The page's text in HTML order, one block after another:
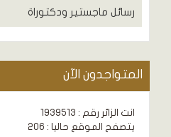
رسائل ماجستير ودكتوراة
المتواجدون الآن
انت الزائر رقم : 1939513
يتصفح الموقع حاليا : 206